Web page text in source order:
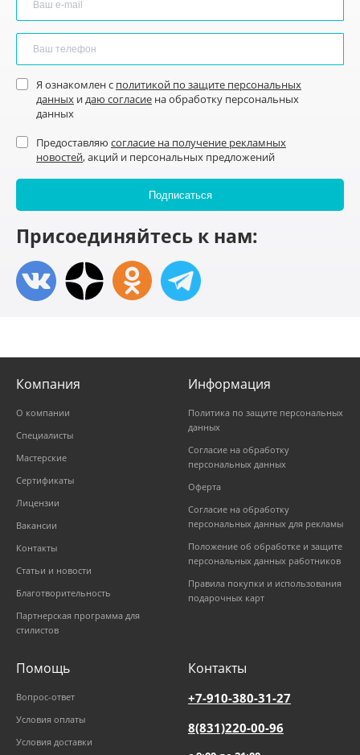
Я ознакомлен с политикой по защите персональных
данных идаю согласие на обработку персональных
данных
Предоставляю согласие на получение рекламных
новостей, акций и персональных предложений
Присоединяйтесь к нам:
Компания
О компании
Специалисты
Мастерские
Сертификаты
Лицензии
Вакансии
Контакты
Статьи и новости
Благотворительность
Партнерская программа для
стилистов
Информация
Политика по защите персональных
данных
Согласие на обработку
персональных данных
Оферта
Согласие на обработку
персональных данных для рекламы
Положение об обработке и защите
персональных данных работников
Правила покупки и использования
подарочных карт
Помощь
Вопрос-ответ
Условия оплаты
Условия доставки
Контакты
+7-910-380-31-27
8(831)220-00-96